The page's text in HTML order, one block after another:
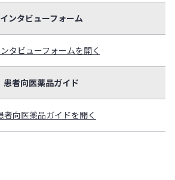
インタビューフォーム
患者向医薬品ガイド